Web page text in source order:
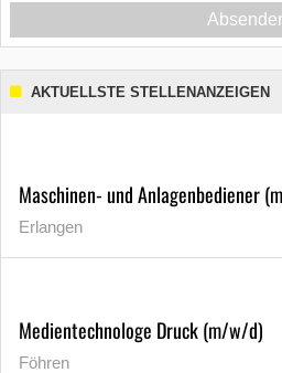
AKTUELLSTE STELLENANZEIGEN
Maschinen- und Anlagenbediener
Erlangen
Medientechnologe Druck (m/w/d)
Föhren